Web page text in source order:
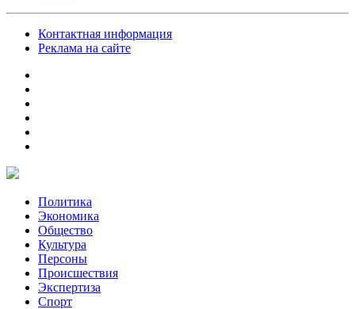
Контактная информация
Реклама на сайте
Политика
Экономика
Общество
Культура
Персоны
Происшествия
Экспертиза
Спорт